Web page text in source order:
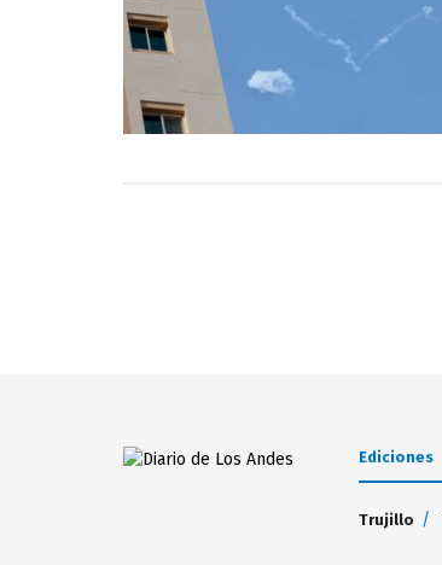
Ediciones
Trujillo